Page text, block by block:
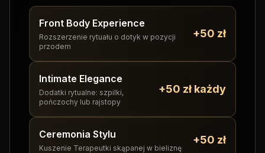
Front Body Experience
Rozszerzenie rytuału o dotyk w pozycji
przodem
+50 zł
Intimate Elegance
Dodatki rytualne: szpilki,
pończochy lub rajstopy
+50 zł każdy
Ceremonia Stylu
Kuszenie Terapeutki skąpanej w bieliznę
+50 zł